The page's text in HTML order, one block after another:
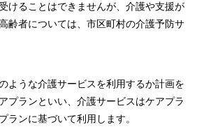
けることはできませんが、介護や支援が
齢者については、市区町村の介護予防サ
ような介護サービスを利用するか計画を
プランといい、介護サービスはケアプラ
ランに基づいて利用します。